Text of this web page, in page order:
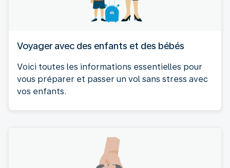
Voyager avec des enfants et des bébés
Voici toutes les informations essentielles pour
vous préparer et passer un vol sans stress avec
vos enfants.